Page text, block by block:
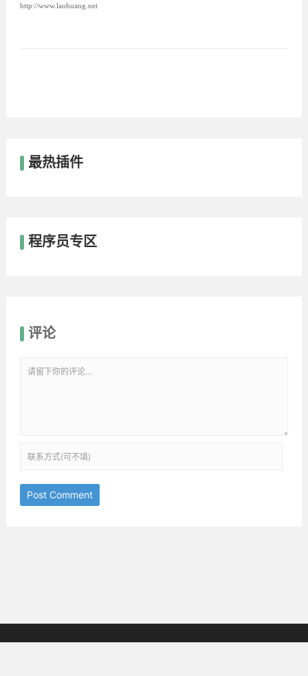
http://www.laohuang.net
最热插件
程序员专区
评论
Post Comment